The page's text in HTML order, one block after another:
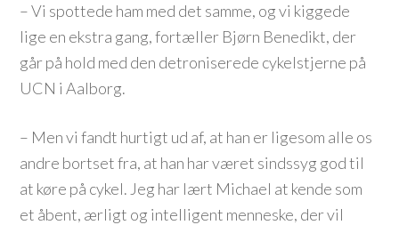
– Vi spottede ham med det samme, og vi kiggede
lige en ekstra gang, fortæller Bjørn Benedikt, der
går på hold med den detroniserede cykelstjerne på
UCN i Aalborg.
– Men vi fandt hurtigt ud af, at han er ligesom alle os
andre bortset fra, at han har været sindssyg god til
at køre på cykel. Jeg har lært Michael at kende som
et åbent, ærligt og intelligent menneske, der vil